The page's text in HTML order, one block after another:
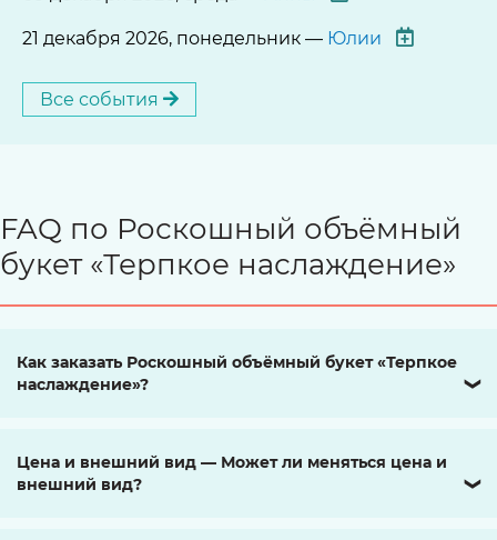
21 декабря 2026, понедельник — Юлии
Все события
FAQ по Роскошный объёмный
букет «Терпкое наслаждение»
Как заказать Роскошный объёмный букет «Терпкое
наслаждение»?
❯
Цена и внешний вид — Может ли меняться цена и
внешний вид?
❯